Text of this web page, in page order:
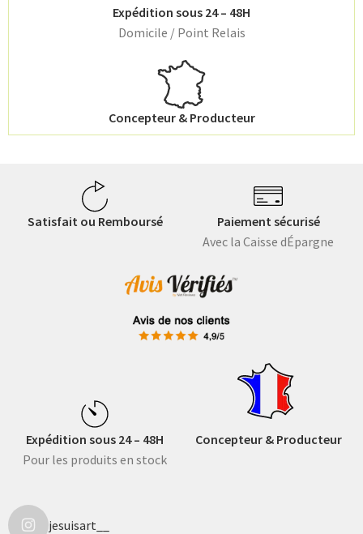
Expédition sous 24 – 48H
Domicile / Point Relais
Concepteur & Producteur
Satisfait ou Remboursé
Paiement sécurisé
Avec la Caisse dÉpargne
Expédition sous 24 – 48H
Pour les produits en stock
Concepteur & Producteur
jesuisart__